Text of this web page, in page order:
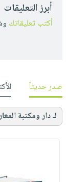
أبرز التعليقات
أكتب تعليقاتك
صدر حديثاً
لـ دار ومكتبة